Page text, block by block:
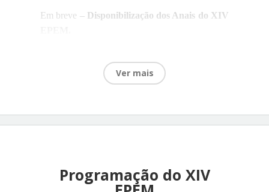
Em breve – Disponibilização dos Anais do XIV
Ver mais
Programação do XIV